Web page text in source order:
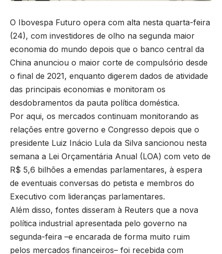
O Ibovespa Futuro opera com alta nesta quarta-feira
(24), com investidores de olho na segunda maior
economia do mundo depois que o banco central da
China anunciou o maior corte de compulsório desde
o final de 2021, enquanto digerem dados de atividade
das principais economias e monitoram os
desdobramentos da pauta política doméstica.
Por aqui, os mercados continuam monitorando as
relações entre governo e Congresso depois que o
presidente Luiz Inácio Lula da Silva sancionou nesta
semana a Lei Orçamentária Anual (LOA) com veto de
R$ 5,6 bilhões a emendas parlamentares, à espera
de eventuais conversas do petista e membros do
Executivo com lideranças parlamentares.
Além disso, fontes disseram à Reuters que a nova
política industrial apresentada pelo governo na
segunda-feira –e encarada de forma muito ruim
pelos mercados financeiros– foi recebida com